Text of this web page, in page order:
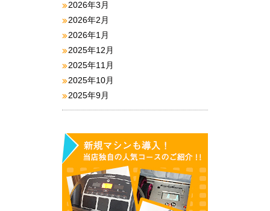
2026年3月
2026年2月
2026年1月
2025年12月
2025年11月
2025年10月
2025年9月